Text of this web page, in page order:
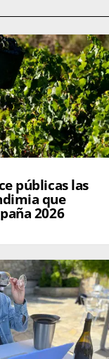
públicas las
que
2026